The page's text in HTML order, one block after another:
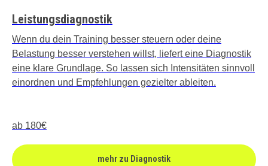
Leistungsdiagnostik
Wenn du dein Training besser steuern oder deine
Belastung besser verstehen willst, liefert eine Diagnostik
eine klare Grundlage. So lassen sich Intensitäten sinnvoll
einordnen und Empfehlungen gezielter ableiten.
ab 180€
mehr zu Diagnostik